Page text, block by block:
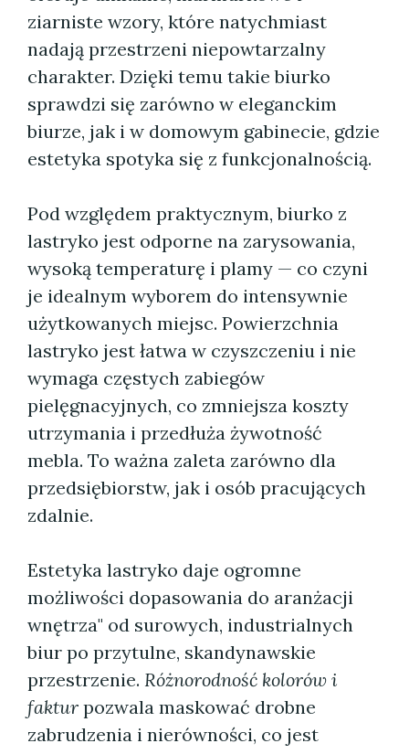
ziarniste wzory, które natychmiast
nadają przestrzeni niepowtarzalny
charakter. Dzięki temu takie biurko
sprawdzi się zarówno w eleganckim
biurze, jak i w domowym gabinecie, gdzie
estetyka spotyka się z funkcjonalnością.
Pod względem praktycznym, biurko z
lastryko jest odporne na zarysowania,
wysoką temperaturę i plamy — co czyni
je idealnym wyborem do intensywnie
użytkowanych miejsc. Powierzchnia
lastryko jest łatwa w czyszczeniu i nie
wymaga częstych zabiegów
pielęgnacyjnych, co zmniejsza koszty
utrzymania i przedłuża żywotność
mebla. To ważna zaleta zarówno dla
przedsiębiorstw, jak i osób pracujących
zdalnie.
Estetyka lastryko daje ogromne
możliwości dopasowania do aranżacji
wnętrza" od surowych, industrialnych
biur po przytulne, skandynawskie
przestrzenie. Różnorodność kolorów i
faktur pozwala maskować drobne
zabrudzenia i nierówności, co jest